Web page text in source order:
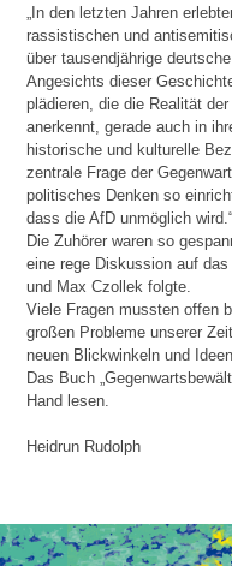
„In den letzten Jahren
rassistischen und
über tausendjährige
Angesichts dieser
plädieren, die die Realität
anerkennt, gerade auch in
historische und kulturelle
zentrale Frage der
politisches Denken so
dass die AfD unmöglich wird.“
Die Zuhörer waren so
eine rege Diskussion auf
und Max Czollek folgte.
Viele Fragen mussten offen
großen Probleme unserer
neuen Blickwinkeln und
Das Buch
Hand lesen.
Heidrun Rudolph